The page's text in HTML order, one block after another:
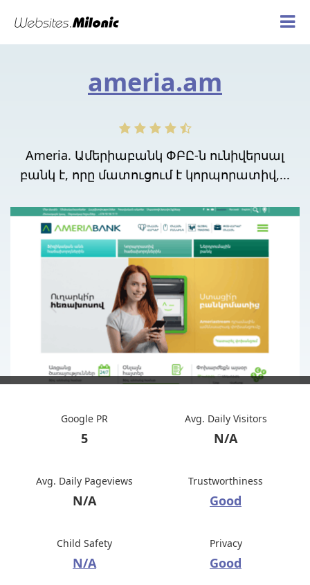
ameria.am
Ameria. Ամերիաբանկ ՓԲԸ-ն ունիվերսալ
բանկ է, որը մատուցում է կորպորատիվ,...
Google PR
5
Avg. Daily Visitors
N/A
Avg. Daily Pageviews
N/A
Trustworthiness
Good
Child Safety
N/A
Privacy
Good